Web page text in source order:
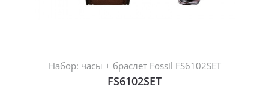
Набор: часы + браслет Fossil FS6102SET
FS6102SET